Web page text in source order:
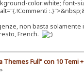
color:white; font-
non basta
French.
Themes Full" con 10 Temi